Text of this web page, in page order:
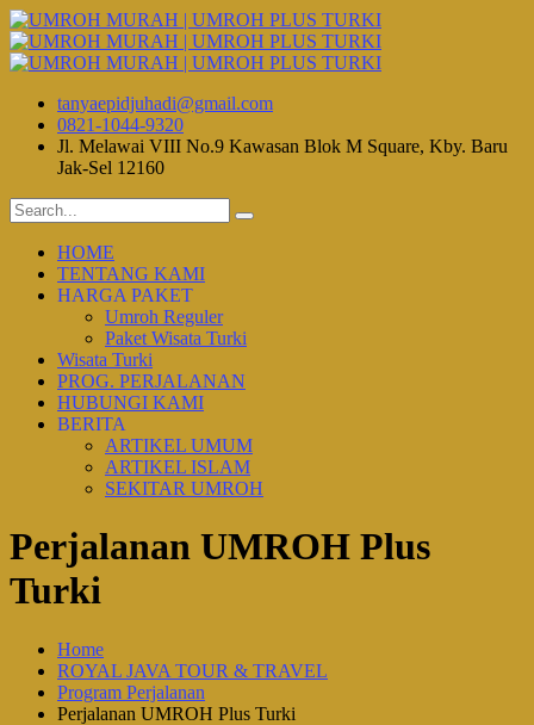
tanyaepidjuhadi@gmail.com
0821-1044-9320
Jl. Melawai VIII No.9 Kawasan Blok M Square, Kby. Baru
Jak-Sel 12160
HOME
TENTANG KAMI
HARGA PAKET
Umroh Reguler
Paket Wisata Turki
Wisata Turki
PROG. PERJALANAN
HUBUNGI KAMI
BERITA
ARTIKEL UMUM
ARTIKEL ISLAM
SEKITAR UMROH
Perjalanan UMROH Plus
Turki
Home
ROYAL JAVA TOUR & TRAVEL
Program Perjalanan
Perjalanan UMROH Plus Turki